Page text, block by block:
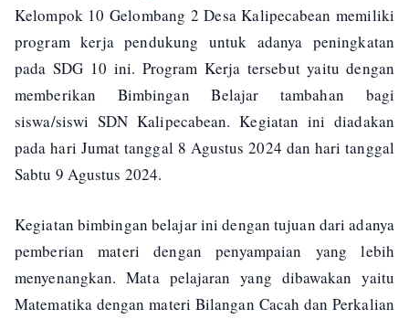
Kelompok 10 Gelombang 2 Desa Kalipecabean memiliki
program kerja pendukung untuk adanya peningkatan
pada SDG 10 ini. Program Kerja tersebut yaitu dengan
memberikan Bimbingan Belajar tambahan bagi
siswa/siswi SDN Kalipecabean. Kegiatan ini diadakan
pada hari Jumat tanggal 8 Agustus 2024 dan hari tanggal
Sabtu 9 Agustus 2024.
Kegiatan bimbingan belajar ini dengan tujuan dari adanya
pemberian materi dengan penyampaian yang lebih
menyenangkan. Mata pelajaran yang dibawakan yaitu
Matematika dengan materi Bilangan Cacah dan Perkalian